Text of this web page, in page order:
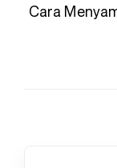
Cara